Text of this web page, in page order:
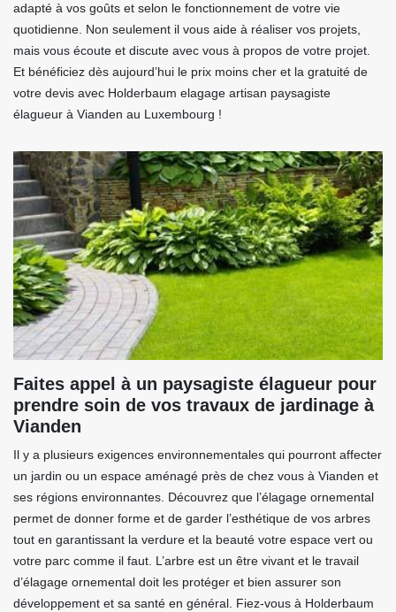
adapté à vos goûts et selon le fonctionnement de votre vie
quotidienne. Non seulement il vous aide à réaliser vos projets,
mais vous écoute et discute avec vous à propos de votre projet.
Et bénéficiez dès aujourd’hui le prix moins cher et la gratuité de
votre devis avec Holderbaum elagage artisan paysagiste
élagueur à Vianden au Luxembourg !
Faites appel à un paysagiste élagueur pour
prendre soin de vos travaux de jardinage à
Vianden
Il y a plusieurs exigences environnementales qui pourront affecter
un jardin ou un espace aménagé près de chez vous à Vianden et
ses régions environnantes. Découvrez que l’élagage ornemental
permet de donner forme et de garder l’esthétique de vos arbres
tout en garantissant la verdure et la beauté votre espace vert ou
votre parc comme il faut. L’arbre est un être vivant et le travail
d’élagage ornemental doit les protéger et bien assurer son
développement et sa santé en général. Fiez-vous à Holderbaum